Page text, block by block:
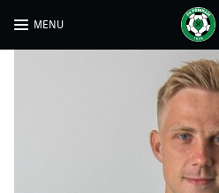
MENU